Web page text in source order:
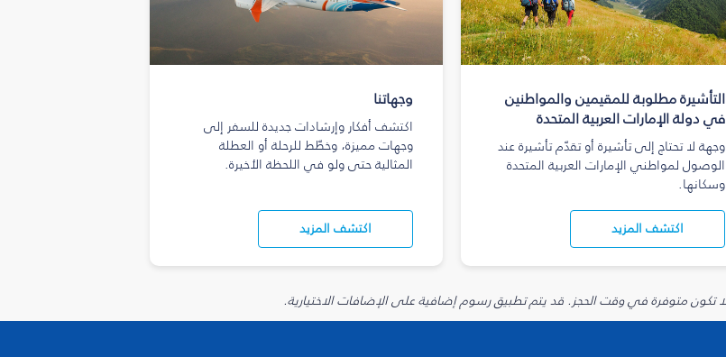
التأشيرة مطلوبة للمقيمين والمواطنين
في دولة الإمارات العربية المتحدة
وجهة لا تحتاج إلى تأشيرة أو تقدّم تأشيرة عند
الوصول لمواطني الإمارات العربية المتحدة
وسكانها.
اكتشف المزيد
وجهاتنا
اكتشف أفكار وإرشادات جديدة للسفر إلى
وجهات مميزة، وخطّط للرحلة أو العطلة
المثالية حتى ولو في اللحظة الأخيرة.
اكتشف المزيد